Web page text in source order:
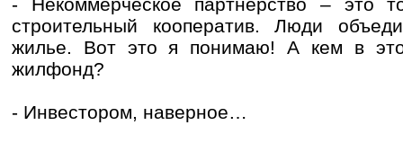
строительный кооператив. Люди
жилье. Вот это я понимаю! А кем в
жилфонд?
- Инвестором, наверное…